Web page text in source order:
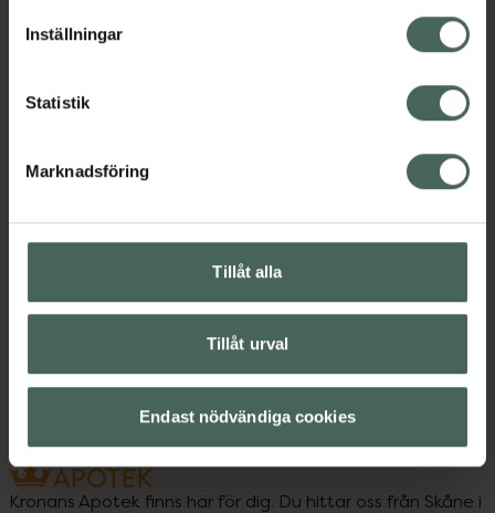
lagligheten av behandling som skett innan återkallelsen.
Inställningar
Statistik
Marknadsföring
Tillåt alla
Tillåt urval
Endast nödvändiga cookies
Omdömen Visa
Innehåll Visa
Visa
Upptäck flera produkter inom
Kronans Apotek finns här för dig. Du hittar oss från Skåne i